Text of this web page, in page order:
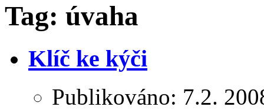
Tag: úvaha
Klíč ke kýči
Publikováno: 7.2.